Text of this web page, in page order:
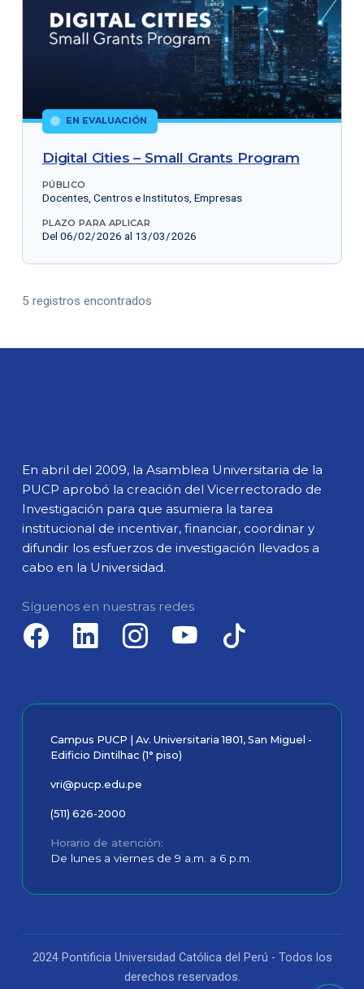
EN EVALUACIÓN
Digital Cities – Small Grants Program
PÚBLICO
Docentes, Centros e Institutos, Empresas
PLAZO PARA APLICAR
Del 06/02/2026 al 13/03/2026
5 registros encontrados
En abril del 2009, la Asamblea Universitaria de la
PUCP aprobó la creación del Vicerrectorado de
Investigación para que asumiera la tarea
institucional de incentivar, financiar, coordinar y
difundir los esfuerzos de investigación llevados a
cabo en la Universidad.
Síguenos en nuestras redes
Campus PUCP | Av. Universitaria 1801, San Miguel -
Edificio Dintilhac (1° piso)
vri@pucp.edu.pe
(511) 626-2000
Horario de atención
De lunes a viernes de 9 a.m. a 6 p.m.
2024 Pontificia Universidad Católica del Perú - Todos los
derechos reservados.